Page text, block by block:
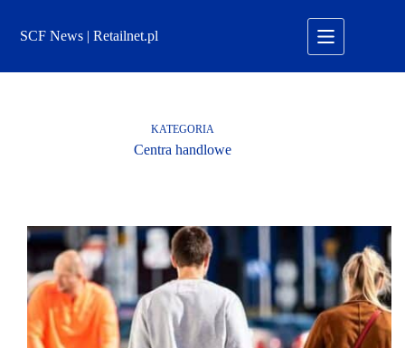
treściSCF News | Retailnet.pl
KATEGORIA
Centra handlowe